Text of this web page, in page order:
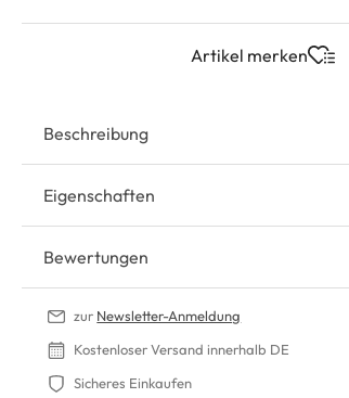
Artikel merken
Beschreibung
Eigenschaften
Bewertungen
zur Newsletter-Anmeldung
Kostenloser Versand innerhalb DE
Sicheres Einkaufen